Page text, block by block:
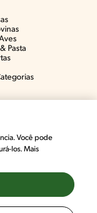
Pasta​
Você pode
los. Mais